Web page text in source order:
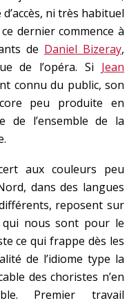
ni très habituel
dernier commence à
de Daniel Bizeray,
de l’opéra. Si Jean
connu du public, son
peu produite en
de l’ensemble de la
aux couleurs peu
dans des langues
reposent sur
nous sont pour le
ce qui frappe dès les
de l’idiome type la
des choristes n’en
Premier travail